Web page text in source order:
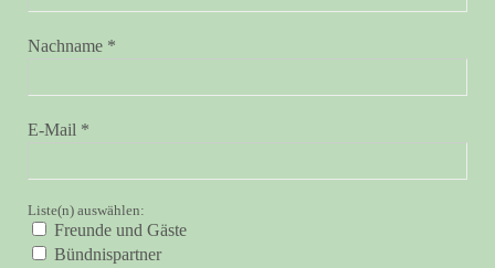
Nachname *
E-Mail *
Liste(n) auswählen:
Freunde und Gäste
Bündnispartner